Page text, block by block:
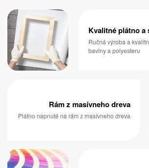
Kvalitné plátno a
Ručná výroba a
bavlny a polyesteru
Rám z masívneho dreva
Plátno napnuté na rám z masívneho dreva